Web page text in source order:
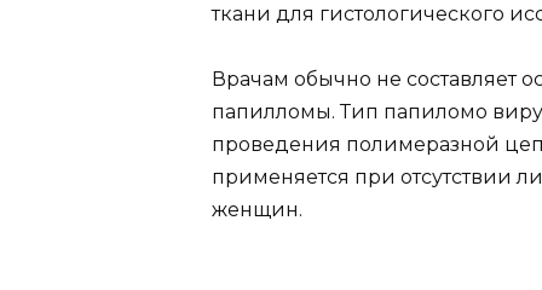
ткани для гистологического
Врачам обычно не составляет
папилломы. Тип папиломо
проведения полимеразной
применяется при отсутствии
женщин.